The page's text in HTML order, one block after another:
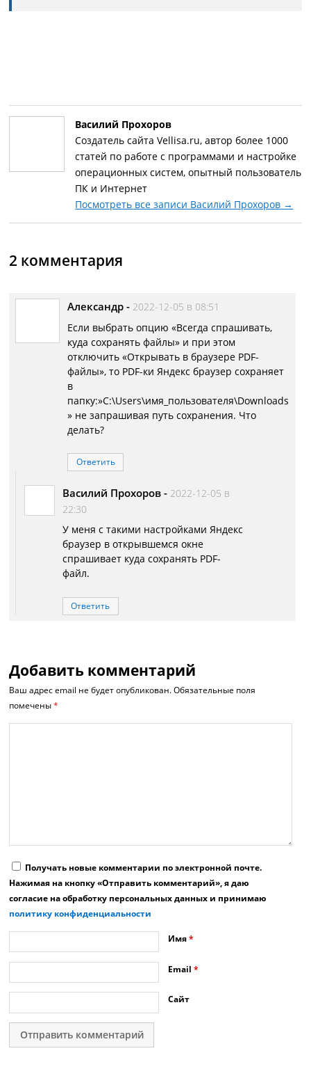
Василий Прохоров
Создатель сайта Vellisa.ru, автор более 1000
статей по работе с программами и настройке
операционных систем, опытный пользователь
ПК и Интернет
Посмотреть все записи Василий Прохоров →
2 комментария
Александр - 2022-12-05 в 08:51
Если выбрать опцию «Всегда спрашивать,
куда сохранять файлы» и при этом
отключить «Открывать в браузере PDF-
файлы», то PDF-ки Яндекс браузер сохраняет
в
папку:»C:\Users\имя_пользователя\Downloads
» не запрашивая путь сохранения. Что
делать?
Ответить
Василий Прохоров - 2022-12-05 в
22:30
У меня с такими настройками Яндекс
браузер в открывшемся окне
спрашивает куда сохранять PDF-
файл.
Ответить
Добавить комментарий
Ваш адрес email не будет опубликован. Обязательные поля
помечены*
Получать новые комментарии по электронной почте.
Нажимая на кнопку «Отправить комментарий», я даю
согласие на обработку персональных данных и принимаю
политику конфиденциальности
Имя*
Email*
Сайт